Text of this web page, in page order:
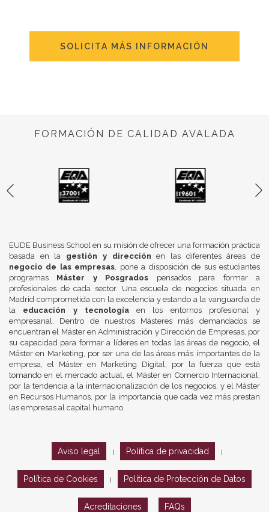
SOLICITA MÁS INFORMACIÓN
FORMACIÓN DE CALIDAD AVALADA
EUDE Business School en su misión de ofrecer una formación práctica
basada en la gestión y dirección en las diferentes áreas de
negocio de las empresas , pone a disposición de sus estudiantes
programas Máster y Posgrados pensados para formar a
profesionales de cada sector. Una escuela de negocios situada en
Madrid comprometida con la excelencia y estando a la vanguardia de
la educación y tecnologíaen los entornos profesional y
empresarial. Dentro de nuestros Másteres más demandados se
encuentran el Máster en Administración y Dirección de Empresas, por
su capacidad para formar a líderes en todas las áreas de negocio, el
Máster en Marketing, por ser una de las áreas más importantes de la
empresa, el Máster en Marketing Digital, por la fuerza que está
tomando en el mercado actual, el Máster en Comercio Internacional,
por la tendencia a la internacionalización de los negocios, y el Máster
en Recursos Humanos, por la importancia que cada vez más prestan
las empresas al capital humano.
Aviso legal Política de privacidad
Política de Cookies Política de Protección de Datos
Acreditaciones FAQs